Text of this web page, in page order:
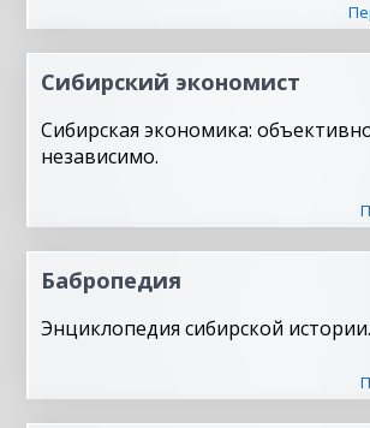
Сибирский экономист
Сибирская экономика:
независимо.
Бабропедия
Энциклопедия сибирской истории.